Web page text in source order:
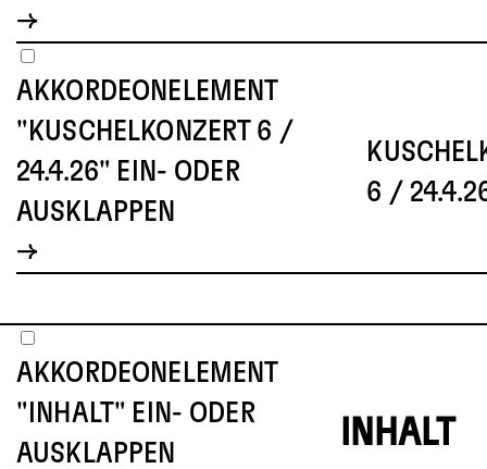
6 /
AKKORDEONELEMENT
"KUSCHELKONZERT 6 /
24.4.26" EIN- ODER
AUSKLAPPEN
INHALT
AKKORDEONELEMENT
"INHALT" EIN- ODER
AUSKLAPPEN